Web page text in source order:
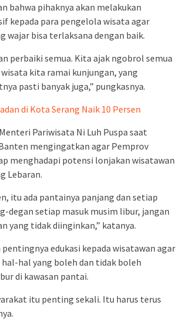
bahwa pihaknya akan melakukan
kepada para pengelola wisata agar
wajar bisa terlaksana dengan baik.
perbaiki semua. Kita ajak ngobrol semua
kita ramai kunjungan, yang
pasti banyak juga,” pungkasnya.
di Kota Serang Naik 10 Persen
Pariwisata Ni Luh Puspa saat
mengingatkan agar Pemprov
menghadapi potensi lonjakan wisatawan
Lebaran.
itu ada pantainya panjang dan setiap
degan setiap masuk musim libur, jangan
yang tidak diinginkan,” katanya.
edukasi kepada wisatawan agar
hal yang boleh dan tidak boleh
di kawasan pantai.
itu penting sekali. Itu harus terus